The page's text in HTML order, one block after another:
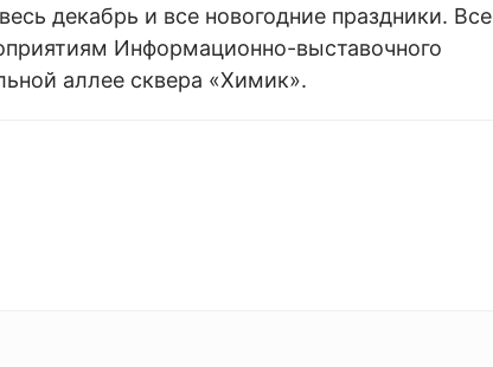
декабрь и все новогодние праздники. Все
Информационно-выставочного
аллее сквера «Химик».